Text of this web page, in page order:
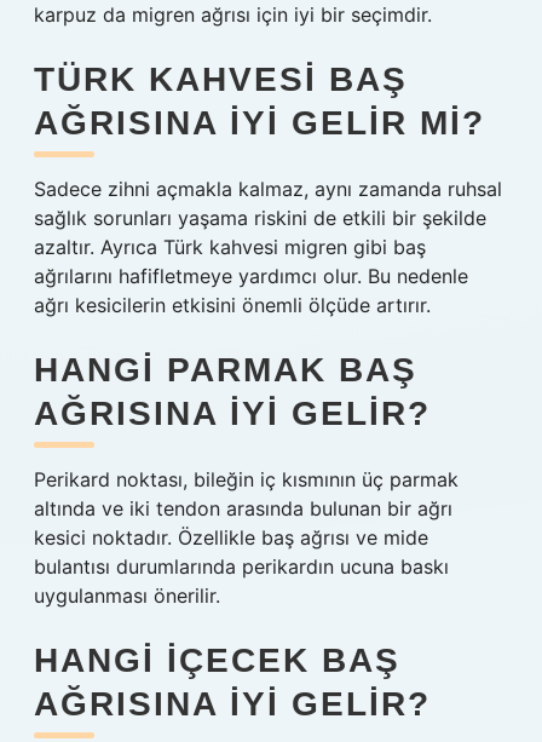
karpuz da migren ağrısı için iyi bir seçimdir.
TÜRK KAHVESI BAŞ
AĞRISINA IYI GELIR MI?
Sadece zihni açmakla kalmaz, aynı zamanda ruhsal
sağlık sorunları yaşama riskini de etkili bir şekilde
azaltır. Ayrıca Türk kahvesi migren gibi baş
ağrılarını hafifletmeye yardımcı olur. Bu nedenle
ağrı kesicilerin etkisini önemli ölçüde artırır.
HANGI PARMAK BAŞ
AĞRISINA IYI GELIR?
Perikard noktası, bileğin iç kısmının üç parmak
altında ve iki tendon arasında bulunan bir ağrı
kesici noktadır. Özellikle baş ağrısı ve mide
bulantısı durumlarında perikardın ucuna baskı
uygulanması önerilir.
HANGI IÇECEK BAŞ
AĞRISINA IYI GELIR?